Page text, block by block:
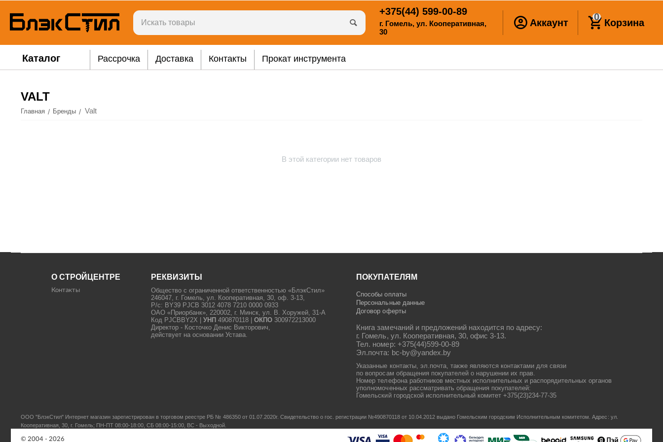
+375(44) 599-00-89
г. Гомель, ул. Кооперативная,
30
Аккаунт
0
Корзина
Каталог Рассрочка Доставка Контакты Прокат инструмента
VALT
Главная / Бренды / Valt
В этой категории нет товаров
О СТРОЙЦЕНТРЕ
Контакты
РЕКВИЗИТЫ
Общество с ограниченной ответственностью «БлэкСтил»
246047, г. Гомель, ул. Кооперативная, 30, оф. 3-13,
Р/с: BY39 PJCB 3012 4078 7210 0000 0933
ОАО «Приорбанк», 220002, г. Минск, ул. В. Хоружей, 31-А
Код PJCBBY2X |УНП 490870118 |ОКПО 300972213000
Директор - Косточко Денис Викторович,
действует на основании Устава.
ПОКУПАТЕЛЯМ
Способы оплаты
Персональные данные
Договор оферты
Книга замечаний и предложений находится по адресу:
г. Гомель, ул. Кооперативная, 30, офис 3-13.
Тел. номер: +375(44)599-00-89
Эл.почта: bc-by@yandex.by
Указанные контакты, эл.почта, также являются контактами для связи
по вопросам обращения покупателей о нарушении их прав.
Номер телефона работников местных исполнительных и распорядительных органов
уполномоченных рассматривать обращения покупателей:
Гомельский городской исполнительный комитет +375(23)234-77-35
ООО "БлэкСтил" Интернет магазин зарегистрирован в торговом реестре РБ № 486350 от 01.07.2020г. Свидетельство о гос. регистрации №490870118 от 10.04.2012 выдано Гомельским городским Исполнительным комитетом.Адрес: ул.
Кооперативная, 30, г. Гомель; ПН-ПТ 08:00-18:00, СБ 08:00-15:00, ВС - Выходной.
© 2004 - 2026